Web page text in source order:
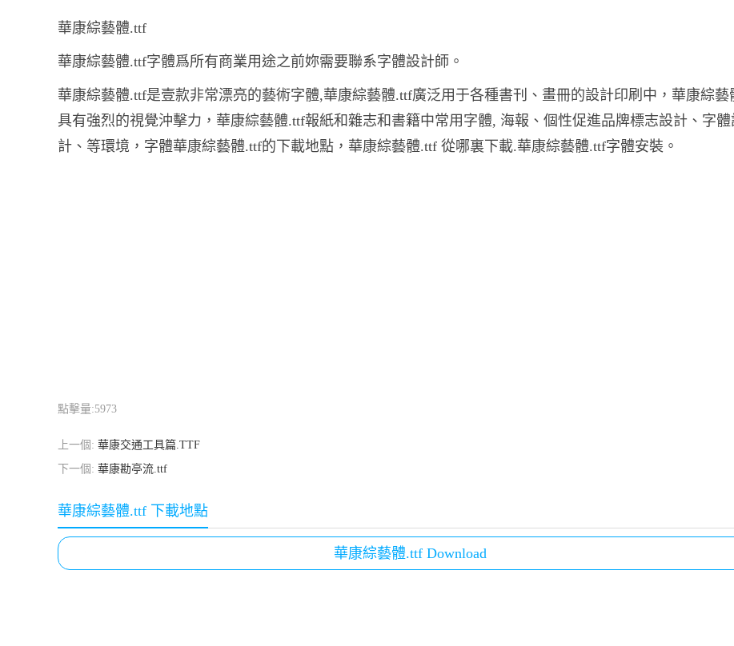
華康綜藝體.ttf
華康綜藝體.ttf字體爲所有商業用途之前妳需要聯系字體設計師。
華康綜藝體.ttf是壹款非常漂亮的藝術字體,華康綜藝體.ttf廣泛用于各種書刊、畫冊的設計印刷中，華康綜藝
具有強烈的視覺沖擊力，華康綜藝體.ttf報紙和雜志和書籍中常用字體, 海報、個性促進品牌標志設計、字體
計、等環境，字體華康綜藝體.ttf的下載地點，華康綜藝體.ttf 從哪裏下載.華康綜藝體.ttf字體安裝。
點擊量:5973
上一個: 華康交通工具篇.TTF
下一個: 華康勘亭流.ttf
華康綜藝體.ttf 下載地點
華康綜藝體.ttf Download